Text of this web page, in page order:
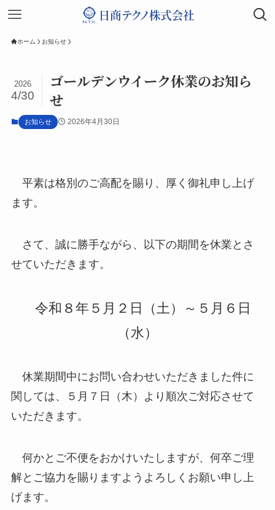
ホーム お知らせ
ゴールデンウイーク休業のお知ら
せ
2026
4/30
お知らせ 2026年4月30日
平素は格別のご高配を賜り、厚く御礼申し上げ
ます。
さて、誠に勝手ながら、以下の期間を休業とさ
せていただきます。
令和８年５月２日（土）～５月６日
（水）
休業期間中にお問い合わせいただきました件に
関しては、５月７日（木）より順次ご対応させて
いただきます。
何かとご不便をおかけいたしますが、何卒ご理
解とご協力を賜りますようよろしくお願い申し上
げます。